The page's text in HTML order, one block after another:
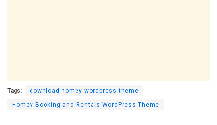
Tags: download homey wordpress theme
Homey Booking and Rentals WordPress Theme